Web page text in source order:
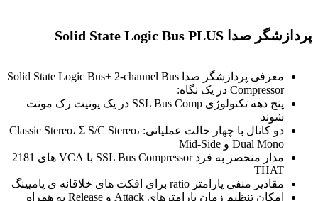
پردازشگر صدا Solid State Logic Bus PLUS
معرفی پردازشگر صدا Solid State Logic Bus+ 2-channel Bus
Compressor در یک نگاه:
پنج دهه تکنولوژی SSL Bus Comp در یک یونیت رک مونت
شوند
دو کانال با چهار حالت عملیاتی: Classic Stereo، Σ S/C Stereo،
Dual Mono و Mid-Side
مدار منحصر به فرد SSL Bus Compressor با VCA های 2181
THAT
مقادیر منفی پارامتر ratio برای افکت های خلاقانه ی پامپینگ
امکان تنظیم زمان پارامترهای Attack و Release به همراه